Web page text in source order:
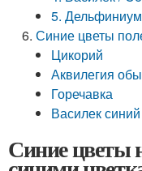
5.
Синие цветы
Цикорий
Аквилегия
Горечавка
Василек синий
Синие цветы